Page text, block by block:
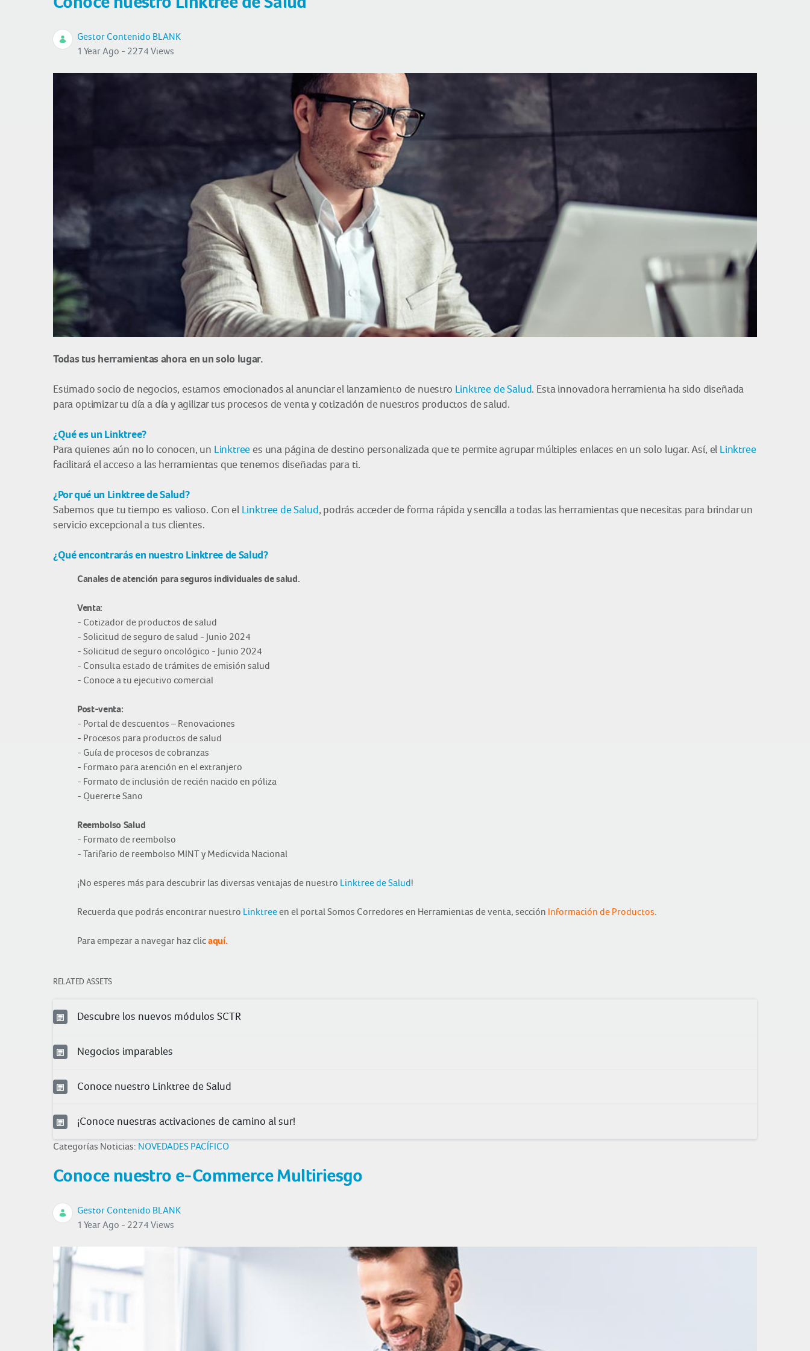
Gestor Contenido BLANK
1 Year Ago - 2274 Views
Todas tus herramientas ahora en un solo lugar.
Estimado socio de negocios, estamos emocionados al anunciar el lanzamiento de nuestro Linktree de Salud. Esta innovadora herramienta ha sido diseñada
para optimizar tu día a día y agilizar tus procesos de venta y cotización de nuestros productos de salud.
¿Qué es un Linktree?
Para quienes aún no lo conocen, un Linktree es una página de destino personalizada que te permite agrupar múltiples enlaces en un solo lugar. Así, el Linktree
facilitará el acceso a las herramientas que tenemos diseñadas para ti.
¿Por qué un Linktree de Salud?
Sabemos que tu tiempo es valioso. Con el Linktree de Salud, podrás acceder de forma rápida y sencilla a todas las herramientas que necesitas para brindar un
servicio excepcional a tus clientes.
¿Qué encontrarás en nuestro Linktree de Salud?
Canales de atención para seguros individuales de salud.
Venta:
- Cotizador de productos de salud
- Solicitud de seguro de salud - Junio 2024
- Solicitud de seguro oncológico - Junio 2024
- Consulta estado de trámites de emisión salud
- Conoce a tu ejecutivo comercial
Post-venta:
- Portal de descuentos – Renovaciones
- Procesos para productos de salud
- Guía de procesos de cobranzas
- Formato para atención en el extranjero
- Formato de inclusión de recién nacido en póliza
- Quererte Sano
Reembolso Salud
- Formato de reembolso
- Tarifario de reembolso MINT y Medicvida Nacional
¡No esperes más para descubrir las diversas ventajas de nuestro Linktree de Salud!
Recuerda que podrás encontrar nuestro Linktreeen el portal Somos Corredores en Herramientas de venta, sección Información de Productos.
Para empezar a navegar haz clicaquí.
RELATED ASSETS
Descubre los nuevos módulos SCTR
Negocios imparables
Conoce nuestro Linktree de Salud
¡Conoce nuestras activaciones de camino al sur!
Categorías Noticias: NOVEDADES PACÍFICO
Conoce nuestro e-Commerce Multiriesgo
Gestor Contenido BLANK
1 Year Ago - 2274 Views